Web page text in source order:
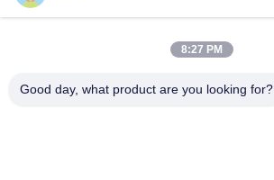
Someta
8:27 PM
Good day, what product are you looking for?